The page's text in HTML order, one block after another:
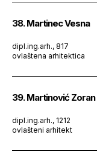
38. Martinec Vesna
dipl.ing.arh., 817
ovlaštena arhitektica
39. Martinović Zoran
dipl.ing.arh., 1212
ovlašteni arhitekt